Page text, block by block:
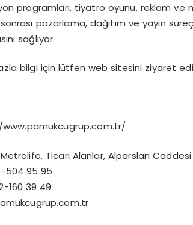
programları, tiyatro oyunu, reklam ve
pazarlama, dağıtım ve yayın
sağlıyor.
bilgi için lütfen web sitesini ziyaret
Ticari Alanlar, Alparslan
504 95 95
160 39 49